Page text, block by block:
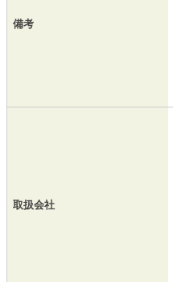
備考
取扱会社